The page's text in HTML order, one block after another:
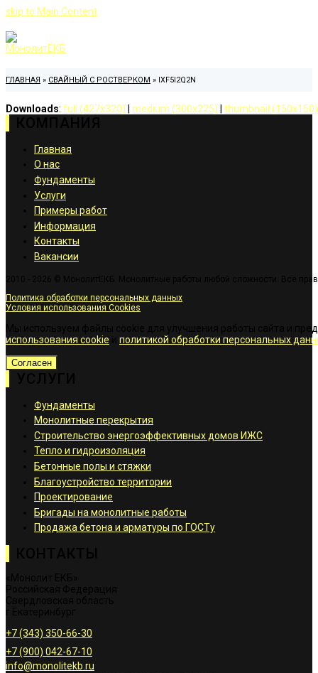
skip to Main Content
ГЛАВНАЯ » СВАЙНЫЙ С РОСТВЕРКОМ » IXF5I2Q2N
Downloads: full (427x320) medium (300x225) thumbnail (150x150)
Главная
О нас
Фундаменты
Услуги
Примеры работ
Информация
Контакты
Вакансии
2010 - 2026 © МонолитЕКБ. Монолитные работы любой сложности. Все
Политика обработки персональных данных
Условия использования Cookies
Мы используем файлы cookie для улучшения работы сайта и
использования cookie
политикой обработки персональных
Согласен
Фундаменты
Монолитные перекрытия
Строительство энергоэффективных домов ИЖС
Тепло и гидроизоляция
Бетонные полы и стяжки
Благоустройство территории
Проектирование
Бригады на монолитные работы
Продажа бетона и арматуры по ГОСТу
+7 (343) 350-66-30
+7 (900) 042-67-10
info@monolitekb.ru